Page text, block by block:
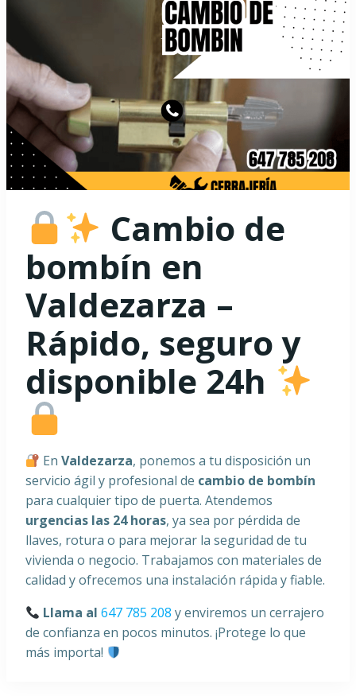
Cambio de
bombín en
Valdezarza –
Rápido, seguro y
disponible 24h
EnValdezarza, ponemos a tu disposición un
servicio ágil y profesional de cambio de bombín
para cualquier tipo de puerta. Atendemos
urgencias las 24 horas, ya sea por pérdida de
llaves, rotura o para mejorar la seguridad de tu
vivienda o negocio. Trabajamos con materiales de
calidad y ofrecemos una instalación rápida y fiable.
Llama al647 785 208 y enviremos un cerrajero
de confianza en pocos minutos. ¡Protege lo que
más importa!